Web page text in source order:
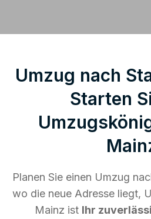
Umzug nach
Starten
Planen Sie einen Umzug
wo die neue Adresse liegt,
Mainz ist Ihr